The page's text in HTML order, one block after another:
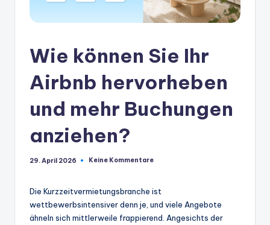
Wie können Sie Ihr
Airbnb hervorheben
und mehr Buchungen
anziehen?
29. April 2026 Keine Kommentare
Die Kurzzeitvermietungsbranche ist
wettbewerbsintensiver denn je, und viele Angebote
ähneln sich mittlerweile frappierend. Angesichts der